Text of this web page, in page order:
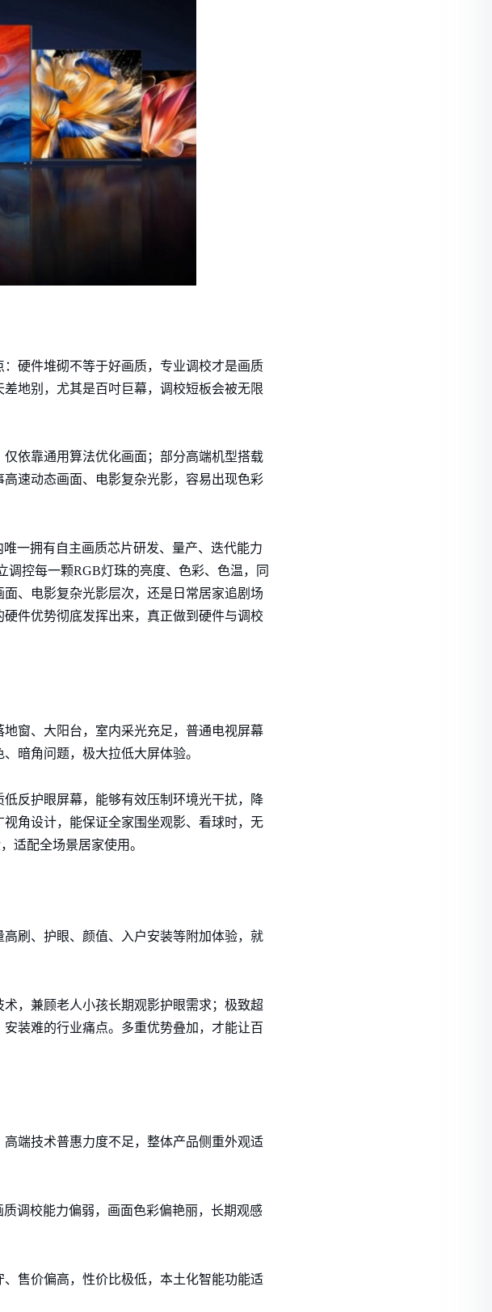
硬件堆砌不等于好画质，专业调校才是画质
地别，尤其是百吋巨幕，调校短板会被无限
依靠通用算法优化画面；部分高端机型搭载
速动态画面、电影复杂光影，容易出现色彩
一拥有自主画质芯片研发、量产、迭代能力
控每一颗RGB灯珠的亮度、色彩、色温，同
、电影复杂光影层次，还是日常居家追剧场
件优势彻底发挥出来，真正做到硬件与调校
窗、大阳台，室内采光充足，普通电视屏幕
暗角问题，极大拉低大屏体验。
反护眼屏幕，能够有效压制环境光干扰，降
角设计，能保证全家围坐观影、看球时，无
适配全场景居家使用。
刷、护眼、颜值、入户安装等附加体验，就
，兼顾老人小孩长期观影护眼需求；极致超
装难的行业痛点。多重优势叠加，才能让百
端技术普惠力度不足，整体产品侧重外观适
调校能力偏弱，画面色彩偏艳丽，长期观感
售价偏高，性价比极低，本土化智能功能适